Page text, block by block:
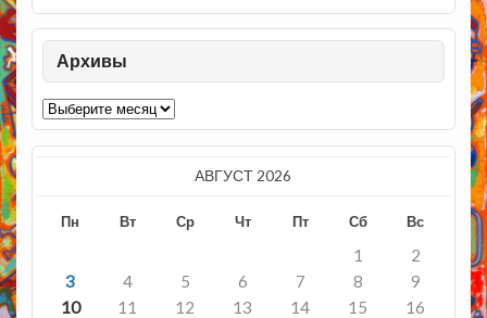
Архивы
Архивы
АВГУСТ 2026
Пн Вт Ср Чт Пт Сб Вс
1
2
3
4 5 6 7 8
9
10
11 12 13 14 15
16